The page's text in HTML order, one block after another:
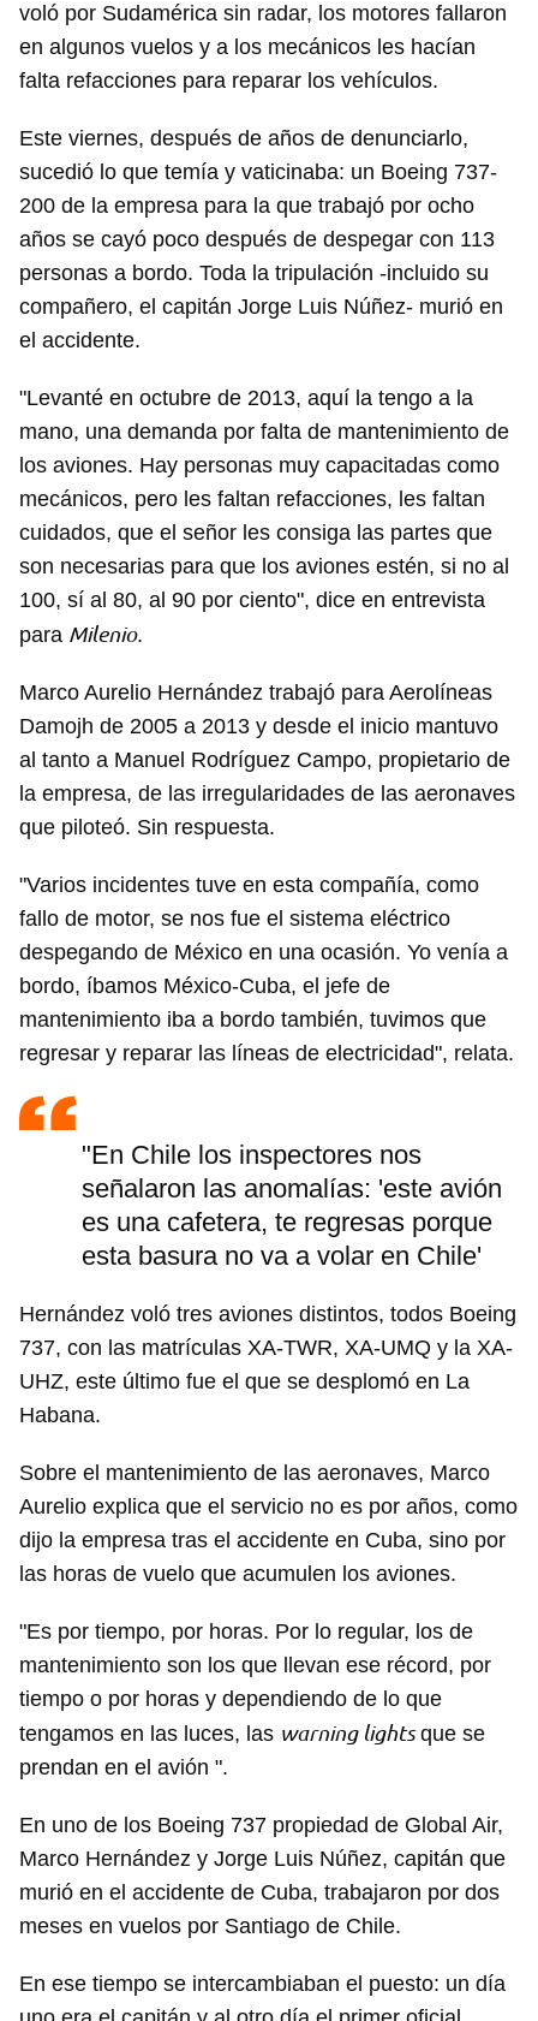
voló por Sudamérica sin radar, los motores fallaron
en algunos vuelos y a los mecánicos les hacían
falta refacciones para reparar los vehículos.
Este viernes, después de años de denunciarlo,
sucedió lo que temía y vaticinaba: un Boeing 737-
200 de la empresa para la que trabajó por ocho
años se cayó poco después de despegar con 113
personas a bordo. Toda la tripulación -incluido su
compañero, el capitán Jorge Luis Núñez- murió en
el accidente.
"Levanté en octubre de 2013, aquí la tengo a la
mano, una demanda por falta de mantenimiento de
los aviones. Hay personas muy capacitadas como
mecánicos, pero les faltan refacciones, les faltan
cuidados, que el señor les consiga las partes que
son necesarias para que los aviones estén, si no al
100, sí al 80, al 90 por ciento", dice en entrevista
para Milenio.
Marco Aurelio Hernández trabajó para Aerolíneas
Damojh de 2005 a 2013 y desde el inicio mantuvo
al tanto a Manuel Rodríguez Campo, propietario de
la empresa, de las irregularidades de las aeronaves
que piloteó. Sin respuesta.
"Varios incidentes tuve en esta compañía, como
fallo de motor, se nos fue el sistema eléctrico
despegando de México en una ocasión. Yo venía a
bordo, íbamos México-Cuba, el jefe de
mantenimiento iba a bordo también, tuvimos que
regresar y reparar las líneas de electricidad", relata.
"En Chile los inspectores nos
señalaron las anomalías: 'este avión
es una cafetera, te regresas porque
esta basura no va a volar en Chile'
Hernández voló tres aviones distintos, todos Boeing
737, con las matrículas XA-TWR, XA-UMQ y la XA-
UHZ, este último fue el que se desplomó en La
Habana.
Sobre el mantenimiento de las aeronaves, Marco
Aurelio explica que el servicio no es por años, como
dijo la empresa tras el accidente en Cuba, sino por
las horas de vuelo que acumulen los aviones.
"Es por tiempo, por horas. Por lo regular, los de
mantenimiento son los que llevan ese récord, por
tiempo o por horas y dependiendo de lo que
tengamos en las luces, las warning lightsque se
prendan en el avión ".
En uno de los Boeing 737 propiedad de Global Air,
Marco Hernández y Jorge Luis Núñez, capitán que
murió en el accidente de Cuba, trabajaron por dos
meses en vuelos por Santiago de Chile.
En ese tiempo se intercambiaban el puesto: un día